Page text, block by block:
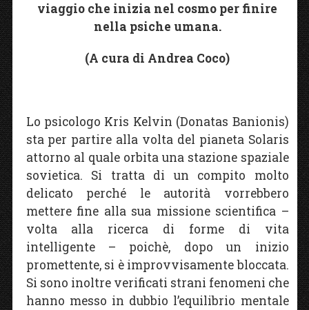
viaggio che inizia nel cosmo per finire
nella psiche umana.
(A cura di Andrea Coco)
Lo psicologo Kris Kelvin (Donatas Banionis)
sta per partire alla volta del pianeta Solaris
attorno al quale orbita una stazione spaziale
sovietica. Si tratta di un compito molto
delicato perché le autorità vorrebbero
mettere fine alla sua missione scientifica –
volta alla ricerca di forme di vita
intelligente – poichè, dopo un inizio
promettente, si è improvvisamente bloccata.
Si sono inoltre verificati strani fenomeni che
hanno messo in dubbio l’equilibrio mentale